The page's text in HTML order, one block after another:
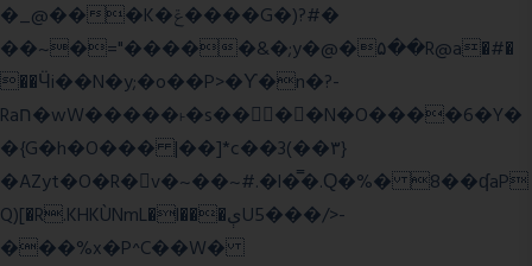
�_@���K�ݝ����G�)?#�
��~�="�����&�;y�@�۵��R@a�#�
��Ӵi��N�y;�o��P>�ϒ�n�?­
Raח�wW�����˫�s����N�O����6�Y�
�{G�h�O��� |��]*c��3(��٣}
�AZyt�O�R�v�~��~#.�l�̿�.Ԛ�%� 8��ʠaP
Q)[�R.KHKÙNmL�l���ېU5���/>-
���%x�P^C��W�